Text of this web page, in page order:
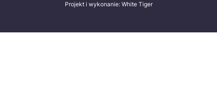
Projekt i wykonanie: White Tiger